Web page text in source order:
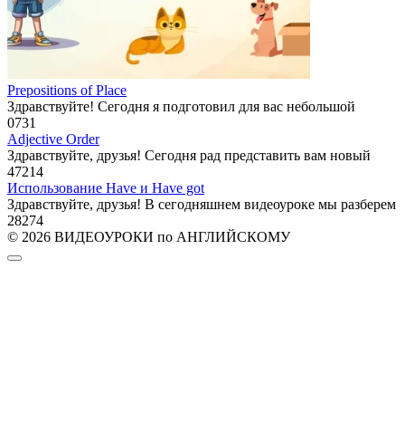
Prepositions of Place
Здравствуйте! Сегодня я подготовил для вас небольшой
0731
Adjective Order
Здравствуйте, друзья! Сегодня рад представить вам новый
47214
Использование Have и Have got
Здравствуйте, друзья! В сегодняшнем видеоуроке мы разберем
28274
© 2026 ВИДЕОУРОКИ по АНГЛИЙСКОМУ